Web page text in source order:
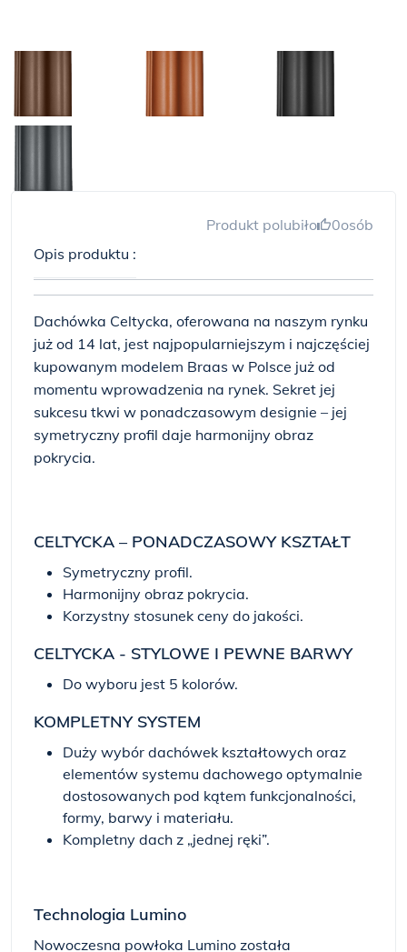
Produkt polubiło 0osób
Opis produktu :
Dachówka Celtycka, oferowana na naszym rynku
już od 14 lat, jest najpopularniejszym i najczęściej
kupowanym modelem Braas w Polsce już od
momentu wprowadzenia na rynek. Sekret jej
sukcesu tkwi w ponadczasowym designie – jej
symetryczny profil daje harmonijny obraz
pokrycia.
CELTYCKA – PONADCZASOWY KSZTAŁT
Symetryczny profil.
Harmonijny obraz pokrycia.
Korzystny stosunek ceny do jakości.
CELTYCKA - STYLOWE I PEWNE BARWY
Do wyboru jest 5 kolorów.
KOMPLETNY SYSTEM
Duży wybór dachówek kształtowych oraz
elementów systemu dachowego optymalnie
dostosowanych pod kątem funkcjonalności,
formy, barwy i materiału.
Kompletny dach z „jednej ręki”.
Technologia Lumino
Nowoczesna powłoka Lumino została